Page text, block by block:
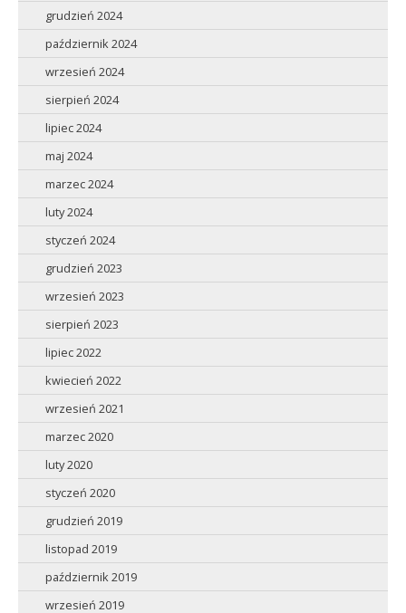
grudzień 2024
październik 2024
wrzesień 2024
sierpień 2024
lipiec 2024
maj 2024
marzec 2024
luty 2024
styczeń 2024
grudzień 2023
wrzesień 2023
sierpień 2023
lipiec 2022
kwiecień 2022
wrzesień 2021
marzec 2020
luty 2020
styczeń 2020
grudzień 2019
listopad 2019
październik 2019
wrzesień 2019